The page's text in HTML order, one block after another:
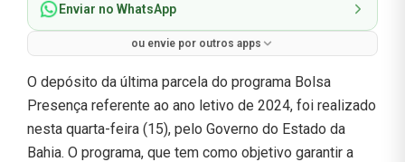
Enviar no WhatsApp
ou envie por outros apps
O depósito da última parcela do programa Bolsa
Presença referente ao ano letivo de 2024, foi realizado
nesta quarta-feira (15), pelo Governo do Estado da
Bahia. O programa, que tem como objetivo garantir a